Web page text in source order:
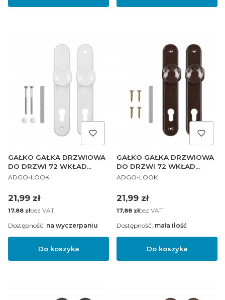
GAŁKO GAŁKA DRZWIOWA
DO DRZWI 72 WKŁAD
BIAŁA PL
PRODUCENT
ADGO-LOOK
Cena
21,99 zł
Cena
17,88 złbez VAT
Do koszyka
Dostępność: na wyczerpaniu
GAŁKO GAŁKA DRZWIOWA
DO DRZWI 72 WKŁAD
BRĄZOWA PL
PRODUCENT
ADGO-LOOK
Cena
21,99 zł
Cena
17,88 złbez VAT
Do koszyka
Dostępność: mała ilość